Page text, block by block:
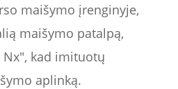
maišymo įrenginyje,
maišymo patalpą,
Nx", kad imituotų
aplinką.